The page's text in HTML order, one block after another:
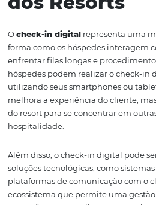
resorts. Com base em dados e
implementando soluções de
modernizar esses
prontos para os desafios e
O papel do
Digital na
dos Resorts
Ocheck-in digitalrepresenta